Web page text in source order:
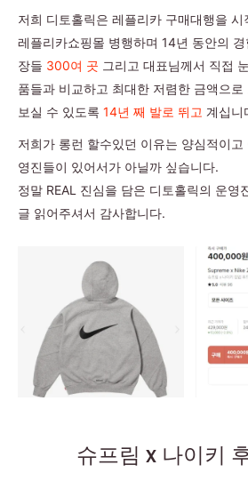
저희 디토홀릭은 레플리카 구매대행을
레플리카쇼핑몰 병행하며 14년 동안의
장들 300여 곳 그리고 대표님께서 직접
품들과 비교하고 최대한 저렴한 금액으
보실 수 있도록 14년 째 발로 뛰고 계십니
저희가 롱런 할수있던 이유는 양심적이
영진들이 있어서가 아닐까 싶습니다.
정말 REAL 진심을 담은 디토홀릭의 운영
글 읽어주셔서 감사합니다.
슈프림 x 나이키